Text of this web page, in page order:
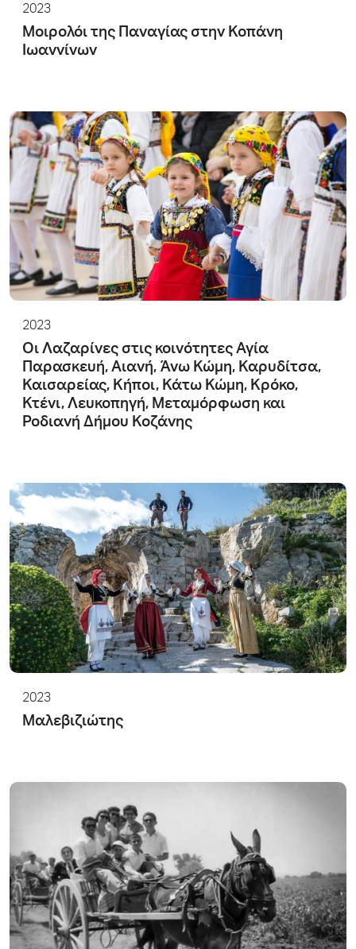
2023
Μοιρολόι της Παναγίας στην Κοπάνη
Ιωαννίνων
2023
Οι Λαζαρίνες στις κοινότητες Αγία
Παρασκευή, Αιανή, Άνω Κώμη, Καρυδίτσα,
Καισαρείας, Κήποι, Κάτω Κώμη, Κρόκο,
Κτένι, Λευκοπηγή, Μεταμόρφωση και
Ροδιανή Δήμου Κοζάνης
2023
Μαλεβιζιώτης